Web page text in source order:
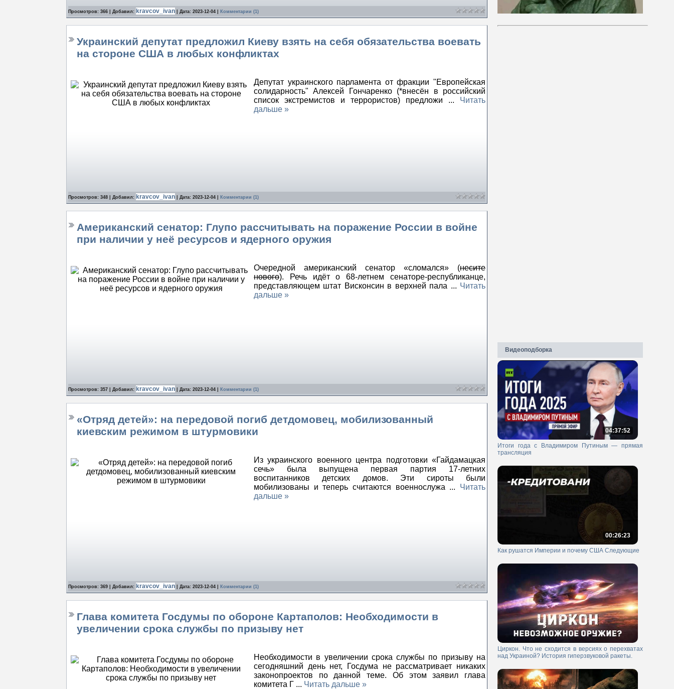
Просмотров: 366 | Добавил: kravcov_ivan | Дата: 2023-12-04 Комментарии (1)
Украинский депутат предложил Киеву взять на себя обязательства воевать
на стороне США в любых конфликтах
Депутат украинского парламента от фракции "Европейская
солидарность" Алексей Гончаренко (*внесён в российский
список экстремистов и террористов) предложи ... Читать
дальше »
Просмотров: 348 | Добавил: kravcov_ivan | Дата: 2023-12-04 Комментарии (1)
Американский сенатор: Глупо рассчитывать на поражение России в войне
при наличии у неё ресурсов и ядерного оружия
Очередной американский сенатор «сломался» (несите
нового). Речь идёт о 68-летнем сенаторе-республиканце,
представляющем штат Висконсин в верхней пала ... Читать
дальше »
Просмотров: 357 | Добавил: kravcov_ivan | Дата: 2023-12-04 Комментарии (1)
«Отряд детей»: на передовой погиб детдомовец, мобилизованный
киевским режимом в штурмовики
Из украинского военного центра подготовки «Гайдамацкая
сечь» была выпущена первая партия 17-летних
воспитанников детских домов. Эти сироты были
мобилизованы и теперь считаются военнослужа ... Читать
дальше »
Просмотров: 369 | Добавил: kravcov_ivan | Дата: 2023-12-04 Комментарии (1)
Глава комитета Госдумы по обороне Картаполов: Необходимости в
увеличении срока службы по призыву нет
Необходимости в увеличении срока службы по призыву на
сегодняшний день нет, Госдума не рассматривает никаких
законопроектов по данной теме. Об этом заявил глава
комитета Г ... Читать дальше »
Видеоподборка
04:37:52
Итоги года с Владимиром Путиным — прямая
трансляция
00:26:23
Как рушатся Империи и почему США Следующие
Циркон. Что не сходится в версиях о перехватах
над Украиной? История гиперзвуковой ракеты.